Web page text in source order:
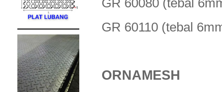
GR 60080 (tebal
GR 60110 (tebal
ORNAMESH